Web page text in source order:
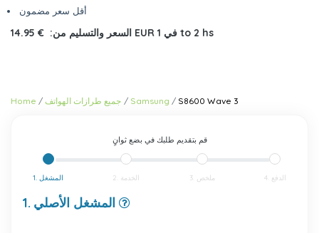
أقل سعر مضمون
السعر والتسليم من: € 14.95 EUR في 1 to 2 hs
Home جميع طرازات الهواتف Samsung S8600 Wave 3
قم بتقديم طلبك في بضع ثوانٍ
1. المشغل 2. الخدمة 3. ملخص 4. الدفع